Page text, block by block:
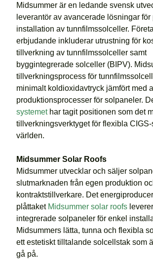
Midsummer är en ledande svensk
leverantör av avancerade lösningar
installation av tunnfilmssolceller.
erbjudande inkluderar utrustning för
tillverkning av tunnfilmssolceller samt
byggintegrerade solceller (BIPV).
tillverkningsprocess för
minimalt koldioxidavtryck jämfört med
produktionsprocesser för solpaneler.
systemethar tagit positionen som det
tillverkningsverktyget för flexibla
världen.
Midsummer Solar Roofs
Midsummer utvecklar och säljer
slutmarknaden från egen produktion
kontraktstillverkare. Det
plåttaket Midsummer solar roofs
integrerade solpaneler för enkel
Midsummers lätta, tunna och flexibla
ett estetiskt tilltalande solcellstak som
gå på.